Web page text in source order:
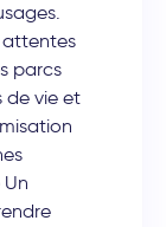
attentes
parcs
de vie et